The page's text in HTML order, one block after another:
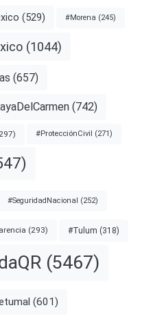
(529) #Morena (245)
(1044)
(657)
(742)
#ProtecciónCivil (271)
#SeguridadNacional (252)
(293) #Tulum (318)
(5467)
(601)